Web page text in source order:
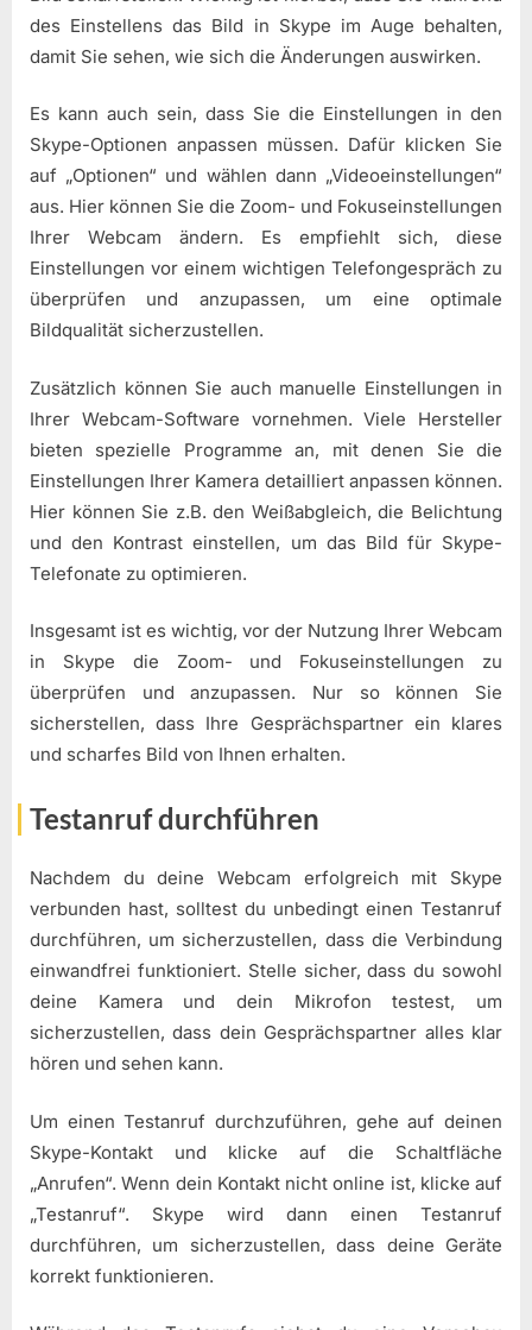
des Einstellens das Bild in Skype im Auge behalten,
damit Sie sehen, wie sich die Änderungen auswirken.
Es kann auch sein, dass Sie die Einstellungen in den
Skype-Optionen anpassen müssen. Dafür klicken Sie
auf „Optionen“ und wählen dann „Videoeinstellungen“
aus. Hier können Sie die Zoom- und Fokuseinstellungen
Ihrer Webcam ändern. Es empfiehlt sich, diese
Einstellungen vor einem wichtigen Telefongespräch zu
überprüfen und anzupassen, um eine optimale
Bildqualität sicherzustellen.
Zusätzlich können Sie auch manuelle Einstellungen in
Ihrer Webcam-Software vornehmen. Viele Hersteller
bieten spezielle Programme an, mit denen Sie die
Einstellungen Ihrer Kamera detailliert anpassen können.
Hier können Sie z.B. den Weißabgleich, die Belichtung
und den Kontrast einstellen, um das Bild für Skype-
Telefonate zu optimieren.
Insgesamt ist es wichtig, vor der Nutzung Ihrer Webcam
in Skype die Zoom- und Fokuseinstellungen zu
überprüfen und anzupassen. Nur so können Sie
sicherstellen, dass Ihre Gesprächspartner ein klares
und scharfes Bild von Ihnen erhalten.
Testanruf durchführen
Nachdem du deine Webcam erfolgreich mit Skype
verbunden hast, solltest du unbedingt einen Testanruf
durchführen, um sicherzustellen, dass die Verbindung
einwandfrei funktioniert. Stelle sicher, dass du sowohl
deine Kamera und dein Mikrofon testest, um
sicherzustellen, dass dein Gesprächspartner alles klar
hören und sehen kann.
Um einen Testanruf durchzuführen, gehe auf deinen
Skype-Kontakt und klicke auf die Schaltfläche
„Anrufen“. Wenn dein Kontakt nicht online ist, klicke auf
„Testanruf“. Skype wird dann einen Testanruf
durchführen, um sicherzustellen, dass deine Geräte
korrekt funktionieren.